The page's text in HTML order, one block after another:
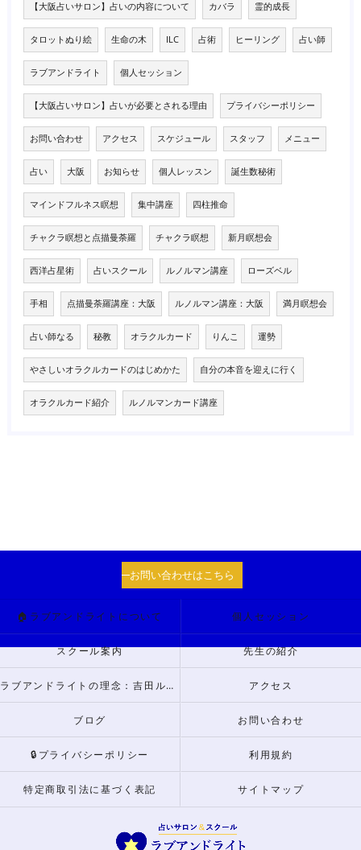
【大阪占いサロン】占いの内容について カバラ 霊的成長
タロットぬり絵 生命の木 ILC 占術 ヒーリング 占い師
ラブアンドライト 個人セッション
【大阪占いサロン】占いが必要とされる理由 プライバシーポリシー
お問い合わせ アクセス スケジュール スタッフ メニュー
占い 大阪 お知らせ 個人レッスン 誕生数秘術
マインドフルネス瞑想 集中講座 四柱推命
チャクラ瞑想と点描曼荼羅 チャクラ瞑想 新月瞑想会
西洋占星術 占いスクール ルノルマン講座 ローズベル
手相 点描曼荼羅講座：大阪 ルノルマン講座：大阪 満月瞑想会
占い師なる 秘教 オラクルカード りんこ 運勢
やさしいオラクルカードのはじめかた 自分の本音を迎えに行く
オラクルカード紹介 ルノルマンカード講座
お問い合わせはこちら
🏠ラブアンドライトについて 個人セッション
スクール案内 先生の紹介
ラブアンドライトの理念：吉田ルナからのメッセージ アクセス
ブログ お問い合わせ
🔒プライバシーポリシー 利用規約
特定商取引法に基づく表記 サイトマップ